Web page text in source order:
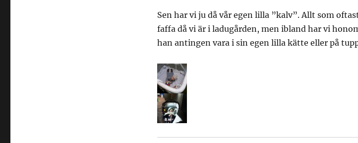
Sen har vi ju då vår egen lilla ”kalv”. Allt som
faffa då vi är i ladugården, men ibland har vi
han antingen vara i sin egen lilla kätte eller på